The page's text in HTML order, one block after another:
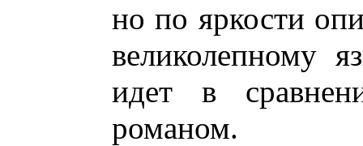
но по яркости
великолепному
идет в
романом.